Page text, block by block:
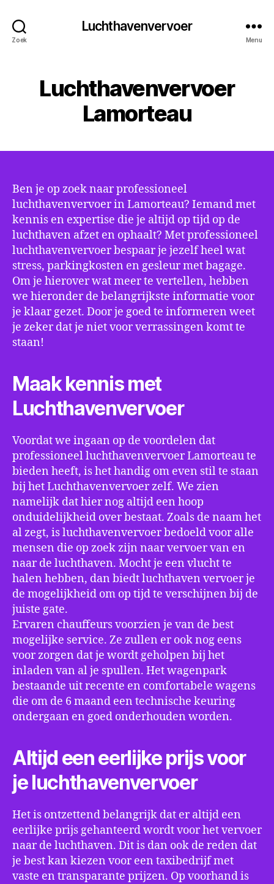
Zoek
Luchthavenvervoer
Menu
Luchthavenvervoer
Lamorteau
Ben je op zoek naar professioneel
luchthavenvervoer in Lamorteau? Iemand met
kennis en expertise die je altijd op tijd op de
luchthaven afzet en ophaalt? Met professioneel
luchthavenvervoer bespaar je jezelf heel wat
stress, parkingkosten en gesleur met bagage.
Om je hierover wat meer te vertellen, hebben
we hieronder de belangrijkste informatie voor
je klaar gezet. Door je goed te informeren weet
je zeker dat je niet voor verrassingen komt te
staan!
Maak kennis met
Luchthavenvervoer
Voordat we ingaan op de voordelen dat
professioneel luchthavenvervoer Lamorteau te
bieden heeft, is het handig om even stil te staan
bij het Luchthavenvervoer zelf. We zien
namelijk dat hier nog altijd een hoop
onduidelijkheid over bestaat. Zoals de naam het
al zegt, is luchthavenvervoer bedoeld voor alle
mensen die op zoek zijn naar vervoer van en
naar de luchthaven. Mocht je een vlucht te
halen hebben, dan biedt luchthaven vervoer je
de mogelijkheid om op tijd te verschijnen bij de
juiste gate.
Ervaren chauffeurs voorzien je van de best
mogelijke service. Ze zullen er ook nog eens
voor zorgen dat je wordt geholpen bij het
inladen van al je spullen. Het wagenpark
bestaande uit recente en comfortabele wagens
die om de 6 maand een technische keuring
ondergaan en goed onderhouden worden.
Altijd een eerlijke prijs voor
je luchthavenvervoer
Het is ontzettend belangrijk dat er altijd een
eerlijke prijs gehanteerd wordt voor het vervoer
naar de luchthaven. Dit is dan ook de reden dat
je best kan kiezen voor een taxibedrijf met
vaste en transparante prijzen. Op voorhand is